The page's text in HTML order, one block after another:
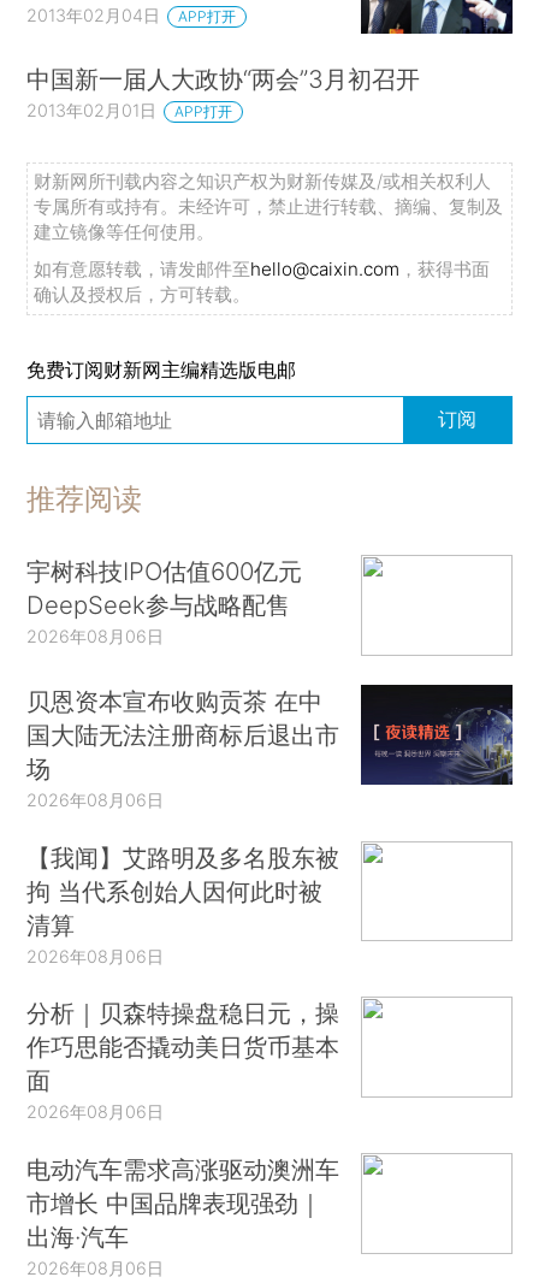
2013年02月04日 APP打开
中国新一届人大政协“两会”3月初召开
2013年02月01日 APP打开
财新网所刊载内容之知识产权为财新传媒及/或相关权利人
专属所有或持有。未经许可，禁止进行转载、摘编、复制及
建立镜像等任何使用。
如有意愿转载，请发邮件至hello@caixin.com ，获得书面
确认及授权后，方可转载。
免费订阅财新网主编精选版电邮
订阅
推荐阅读
宇树科技IPO估值600亿元
DeepSeek参与战略配售
2026年08月06日
贝恩资本宣布收购贡茶 在中
国大陆无法注册商标后退出市
场
2026年08月06日
【我闻】艾路明及多名股东被
拘 当代系创始人因何此时被
清算
2026年08月06日
分析｜贝森特操盘稳日元，操
作巧思能否撬动美日货币基本
面
2026年08月06日
电动汽车需求高涨驱动澳洲车
市增长 中国品牌表现强劲｜
出海·汽车
2026年08月06日